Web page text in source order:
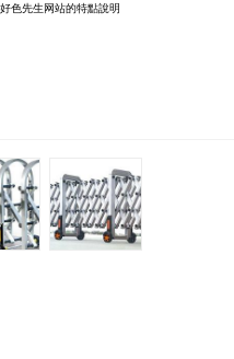
色先生网站的特點說明